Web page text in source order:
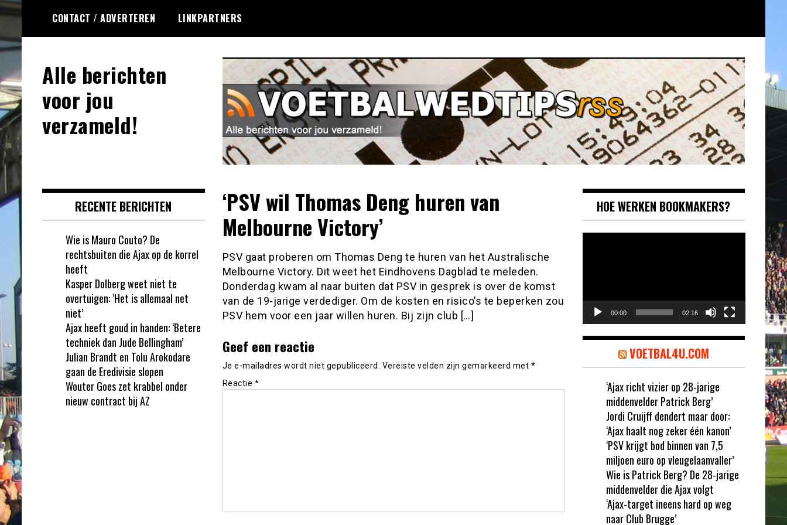
Ga
naar
de
inhoud
CONTACT / ADVERTEREN LINKPARTNERS
Alle berichten
voor jou
verzameld!
‘PSV wil Thomas Deng huren van
Melbourne Victory’
PSV gaat proberen om Thomas Deng te huren van het Australische
Melbourne Victory. Dit weet het Eindhovens Dagblad te meleden.
Donderdag kwam al naar buiten dat PSV in gesprek is over de komst
van de 19-jarige verdediger. Om de kosten en risico’s te beperken zou
PSV hem voor een jaar willen huren. Bij zijn club […]
Geef een reactie
Je e-mailadres wordt niet gepubliceerd. Vereiste velden zijn gemarkeerd met *
Reactie *
RECENTE BERICHTEN
Wie is Mauro Couto? De
rechtsbuiten die Ajax op de korrel
heeft
Kasper Dolberg weet niet te
overtuigen: ‘Het is allemaal net
niet’
Ajax heeft goud in handen: ‘Betere
techniek dan Jude Bellingham’
Julian Brandt en Tolu Arokodare
gaan de Eredivisie slopen
Wouter Goes zet krabbel onder
nieuw contract bij AZ
HOE WERKEN BOOKMAKERS?
00:00 02:16
VOETBAL4U.COM
‘Ajax richt vizier op 28-jarige
middenvelder Patrick Berg’
Jordi Cruijff dendert maar door:
‘Ajax haalt nog zeker één kanon’
‘PSV krijgt bod binnen van 7,5
miljoen euro op vleugelaanvaller’
Wie is Patrick Berg? De 28-jarige
middenvelder die Ajax volgt
‘Ajax-target ineens hard op weg
naar Club Brugge’